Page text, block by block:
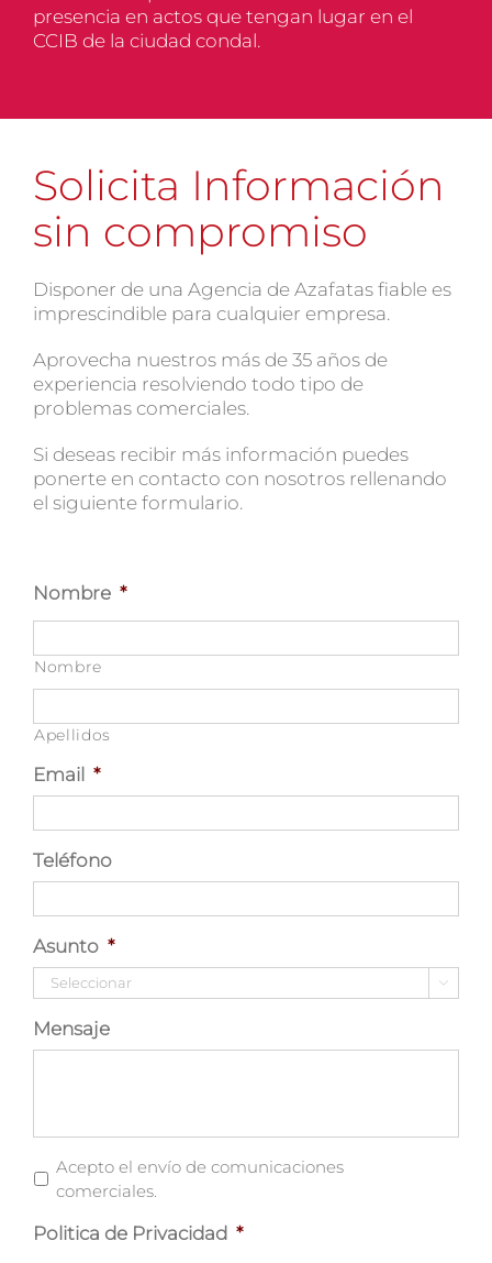
presencia en actos que tengan lugar en el
CCIB de la ciudad condal.
Solicita Información
sin compromiso
Disponer de una Agencia de Azafatas fiable es
imprescindible para cualquier empresa.
Aprovecha nuestros más de 35 años de
experiencia resolviendo todo tipo de
problemas comerciales.
Si deseas recibir más información puedes
ponerte en contacto con nosotros rellenando
el siguiente formulario.
Nombre *
Nombre
Apellidos
Email *
Teléfono
Asunto *

Mensaje
Comunicaciones
Comerciales
Acepto el envío de comunicaciones
comerciales.
Politica de Privacidad *